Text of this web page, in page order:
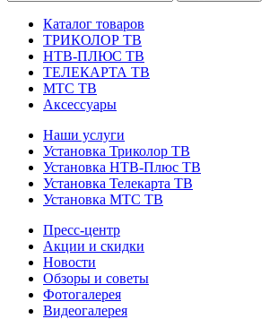
Каталог товаров
ТРИКОЛОР ТВ
НТВ-ПЛЮС ТВ
ТЕЛЕКАРТА ТВ
МТС ТВ
Аксессуары
Наши услуги
Установка Триколор ТВ
Установка НТВ-Плюс ТВ
Установка Телекарта ТВ
Установка МТС ТВ
Пресс-центр
Акции и скидки
Новости
Обзоры и советы
Фотогалерея
Видеогалерея